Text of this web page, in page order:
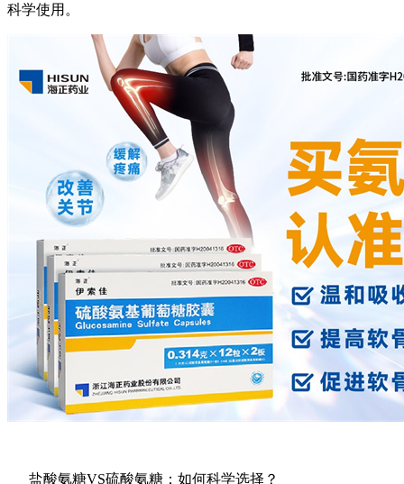
科学使用。
盐酸氨糖VS硫酸氨糖：如何科学选择？